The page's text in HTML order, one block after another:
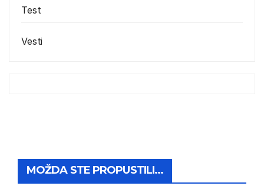
Test
Vesti
MOŽDA STE PROPUSTILI...